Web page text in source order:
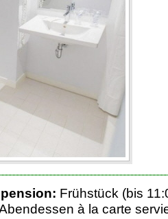
Frühstück (bis
à la carte